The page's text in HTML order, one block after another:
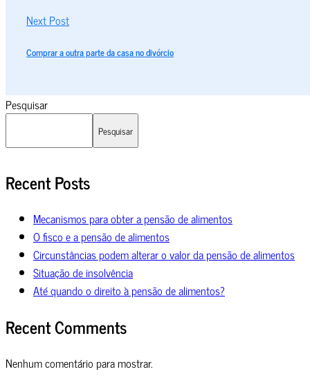
Next Post
Comprar a outra parte da casa no divórcio
Pesquisar
Pesquisar
Recent Posts
Mecanismos para obter a pensão de alimentos
O fisco e a pensão de alimentos
Circunstâncias podem alterar o valor da pensão de alimentos
Situação de insolvência
Até quando o direito à pensão de alimentos?
Recent Comments
Nenhum comentário para mostrar.